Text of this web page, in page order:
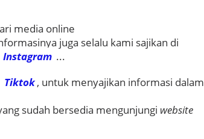
media online
juga selalu kami sajikan di
Instagram ...
Tiktok, untuk menyajikan informasi dalam
sudah bersedia mengunjungi website